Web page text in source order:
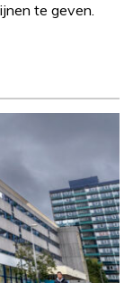
te geven.